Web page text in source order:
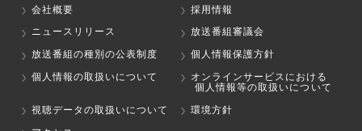
会社概要
採用情報
ニュースリリース
放送番組審議会
放送番組の種別の公表制度
個人情報保護方針
個人情報の取扱いについて
オンラインサービスにおける
個人情報等の取扱いについて
視聴データの取扱いについて
環境方針